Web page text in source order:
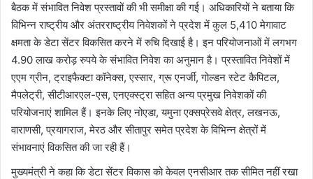
बैठक में संभावित निवेश प्रस्तावों की भी समीक्षा की गई। अधिकारियों ने बताया कि
विभिन्न राष्ट्रीय और अंतरराष्ट्रीय निवेशकों ने प्रदेश में कुल 5,410 मेगावाट
क्षमता के डेटा सेंटर विकसित करने में रुचि दिखाई है। इन परियोजनाओं में लगभग
4.90 लाख करोड़ रुपये के संभावित निवेश का अनुमान है। प्रस्तावित निवेशों में
एएम ग्रीन, ट्राइफैक्टा कॉनेक्स, एस्सार, ग्रू एनर्जी, गोल्डन स्टेट कैपिटल,
मैपलेट्री, सीटीआरएल-एस, एनएक्स्ट्रा सहित अन्य प्रमुख निवेशकों की
परियोजनाएं शामिल हैं। इनके लिए नोएडा, यमुना एक्सप्रेसवे क्षेत्र, लखनऊ,
वाराणसी, प्रयागराज, मेरठ और सीतापुर समेत प्रदेश के विभिन्न क्षेत्रों में
संभावनाएं विकसित की जा रही हैं।
मुख्यमंत्री ने कहा कि डेटा सेंटर विकास को केवल एनसीआर तक सीमित नहीं रखा